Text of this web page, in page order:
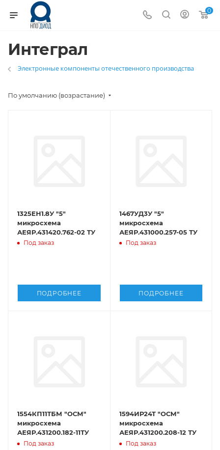
0
Интеграл
Электронные компоненты отечественного производства
По умолчанию (возрастание)
1325ЕН1.8У "5"
микросхема
АЕЯР.431420.762-02 ТУ
Под заказ
ПОДРОБНЕЕ
1467УД3У "5"
микросхема
АЕЯР.431000.257-05 ТУ
Под заказ
ПОДРОБНЕЕ
1554КП11ТБМ "ОСМ"
микросхема
АЕЯР.431200.182-11ТУ
Под заказ
1594ИР24Т "ОСМ"
микросхема
АЕЯР.431200.208-12 ТУ
Под заказ